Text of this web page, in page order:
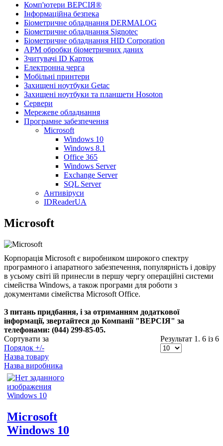
Комп'ютери ВЕРСІЯ®
Інформаційна безпека
Біометричне обладнання DERMALOG
Біометричне обладнання Signotec
Біометричне обладнання HID Corporation
АРМ обробки біометричних даних
Зчитувачі ID Карток
Електронна черга
Мобільні принтери
Захищені ноутбуки Getac
Захищені ноутбуки та планшети Hosoton
Сервери
Мережеве обладнання
Програмне забезпечення
Microsoft
Windows 10
Windows 8.1
Office 365
Windows Server
Exchange Server
SQL Server
Антивіруси
IDReaderUA
Microsoft
Корпорація Microsoft є виробником широкого спектру
програмного і апаратного забезпечення, популярність і довіру
в усьому світі їй принесли в першу чергу операційні системи
сімейства Windows, а також програми для роботи з
документами сімейства Microsoft Office.
З питань придбання, і за отриманням додаткової
інформації, звертайтеся до Компанії "ВЕРСІЯ" за
телефонами: (044) 299-85-05.
Сортувати за
Порядок +/-
Назва товару
Назва виробника
Результат 1. 6 із 6
Microsoft
Windows 10